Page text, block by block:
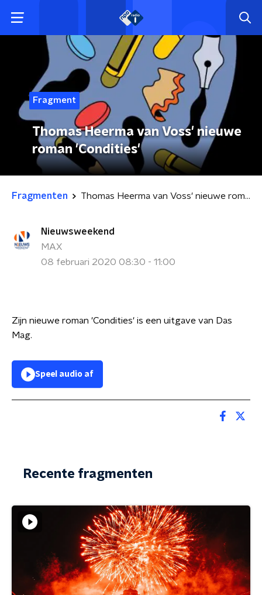
Fragment
Thomas Heerma van Voss' nieuwe
roman 'Condities'
Fragmenten Thomas Heerma van Voss' nieuwe roman 'Condities'
Nieuwsweekend
MAX
08 februari 2020 08:30 - 11:00
Zijn nieuwe roman 'Condities' is een uitgave van Das
Mag.
Speel audio af
Recente fragmenten